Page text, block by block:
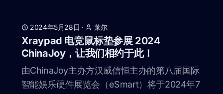
2024年5月28日 · 莱尔
Xraypad 电竞鼠标垫参展 2024
ChinaJoy，让我们相约于此！
由ChinaJoy主办方汉威信恒主办的第八届国际
智能娱乐硬件展览会（eSmart）将于2024年7